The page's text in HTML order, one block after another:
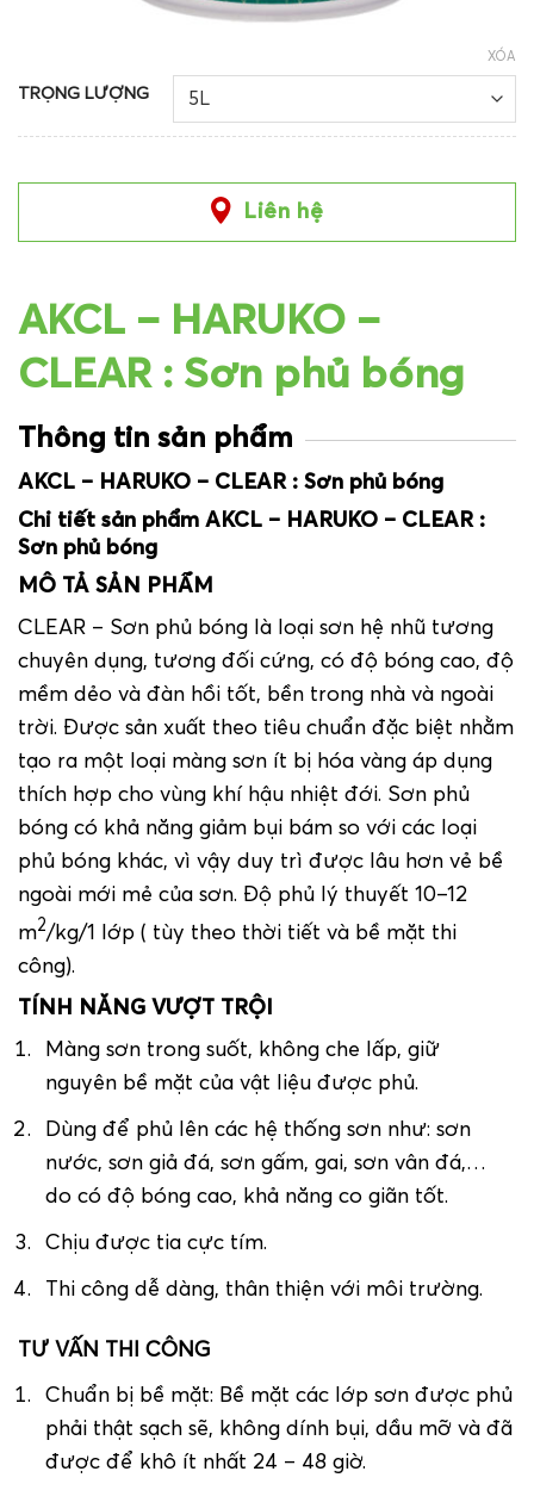
TRỌNG LƯỢNG
XÓA
Liên hệ
AKCL – HARUKO –
CLEAR : Sơn phủ bóng
Thông tin sản phẩm
AKCL – HARUKO – CLEAR : Sơn phủ bóng
Chi tiết sản phẩm AKCL – HARUKO – CLEAR :
Sơn phủ bóng
MÔ TẢ SẢN PHẨM
CLEAR – Sơn phủ bóng là loại sơn hệ nhũ tương
chuyên dụng, tương đối cứng, có độ bóng cao, độ
mềm dẻo và đàn hồi tốt, bền trong nhà và ngoài
trời. Được sản xuất theo tiêu chuẩn đặc biệt nhằm
tạo ra một loại màng sơn ít bị hóa vàng áp dụng
thích hợp cho vùng khí hậu nhiệt đới. Sơn phủ
bóng có khả năng giảm bụi bám so với các loại
phủ bóng khác, vì vậy duy trì được lâu hơn vẻ bề
ngoài mới mẻ của sơn. Độ phủ lý thuyết 10–12
m2/kg/1 lớp ( tùy theo thời tiết và bề mặt thi
công).
TÍNH NĂNG VƯỢT TRỘI
Màng sơn trong suốt, không che lấp, giữ
nguyên bề mặt của vật liệu được phủ.
Dùng để phủ lên các hệ thống sơn như: sơn
nước, sơn giả đá, sơn gấm, gai, sơn vân đá,…
do có độ bóng cao, khả năng co giãn tốt.
Chịu được tia cực tím.
Thi công dễ dàng, thân thiện với môi trường.
TƯ VẤN THI CÔNG
Chuẩn bị bề mặt: Bề mặt các lớp sơn được phủ
phải thật sạch sẽ, không dính bụi, dầu mỡ và đã
được để khô ít nhất 24 – 48 giờ.